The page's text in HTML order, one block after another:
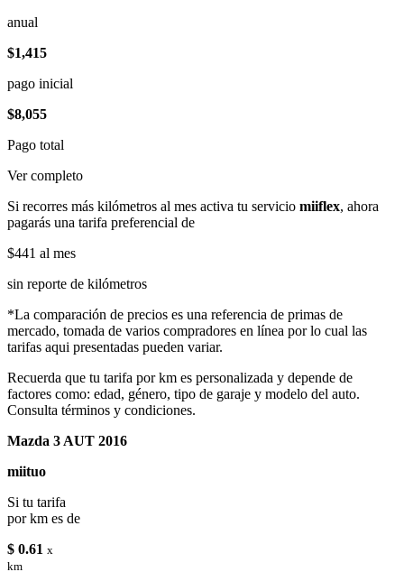
anual
$1,415
pago inicial
$8,055
Pago total
Ver completo
Si recorres más kilómetros al mes activa tu servicio miiflex, ahora
pagarás una tarifa preferencial de
$441 al mes
sin reporte de kilómetros
*La comparación de precios es una referencia de primas de
mercado, tomada de varios compradores en línea por lo cual las
tarifas aqui presentadas pueden variar.
Recuerda que tu tarifa por km es personalizada y depende de
factores como: edad, género, tipo de garaje y modelo del auto.
Consulta términos y condiciones.
Mazda 3 AUT 2016
miituo
Si tu tarifa
por km es de
$ 0.61 x
km